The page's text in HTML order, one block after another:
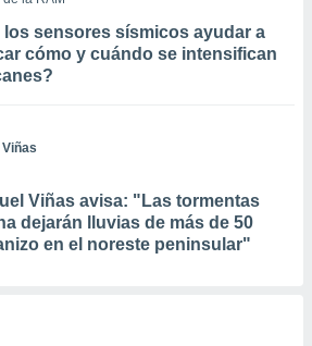
los sensores sísmicos ayudar a
cómo y cuándo se intensifican
Viñas avisa: "Las tormentas
dejarán lluvias de más de 50
en el noreste peninsular"